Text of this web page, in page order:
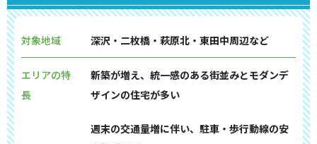
対象地域 深沢・二枚橋・萩原北・東田中周辺など
エリアの特
長
新築が増え、統一感のある街並みとモダンデ
ザインの住宅が多い
週末の交通量増に伴い、駐車・歩行動線の安